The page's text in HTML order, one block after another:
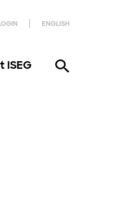
ENGLISH
ISEG